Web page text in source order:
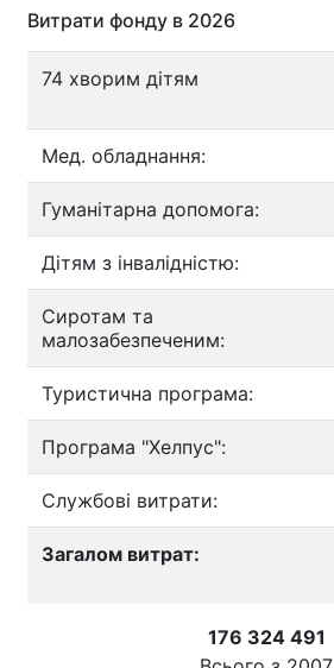
Витрати фонду в 2026
74 хворим дітям
Мед. обладнання:
Гуманітарна допомога:
Дітям з інвалідністю:
Сиротам та
малозабезпеченим:
Туристична програма:
Програма "Хелпус":
Службові витрати:
Загалом витрат:
176 324 491